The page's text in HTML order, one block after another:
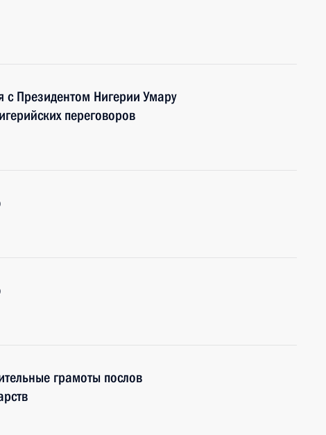
с Президентом Нигерии Умару
переговоров
грамоты послов